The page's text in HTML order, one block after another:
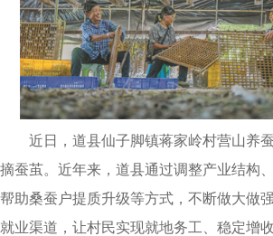
近日，道县仙子脚镇蒋家岭村营山养
摘蚕茧。近年来，道县通过调整产业结构
帮助桑蚕户提质升级等方式，不断做大做
就业渠道，让村民实现就地务工、稳定增